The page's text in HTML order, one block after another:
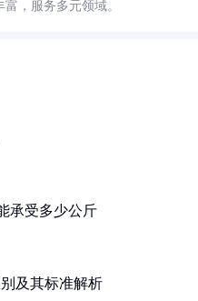
，服务多元领域。
承受多少公斤
及其标准解析